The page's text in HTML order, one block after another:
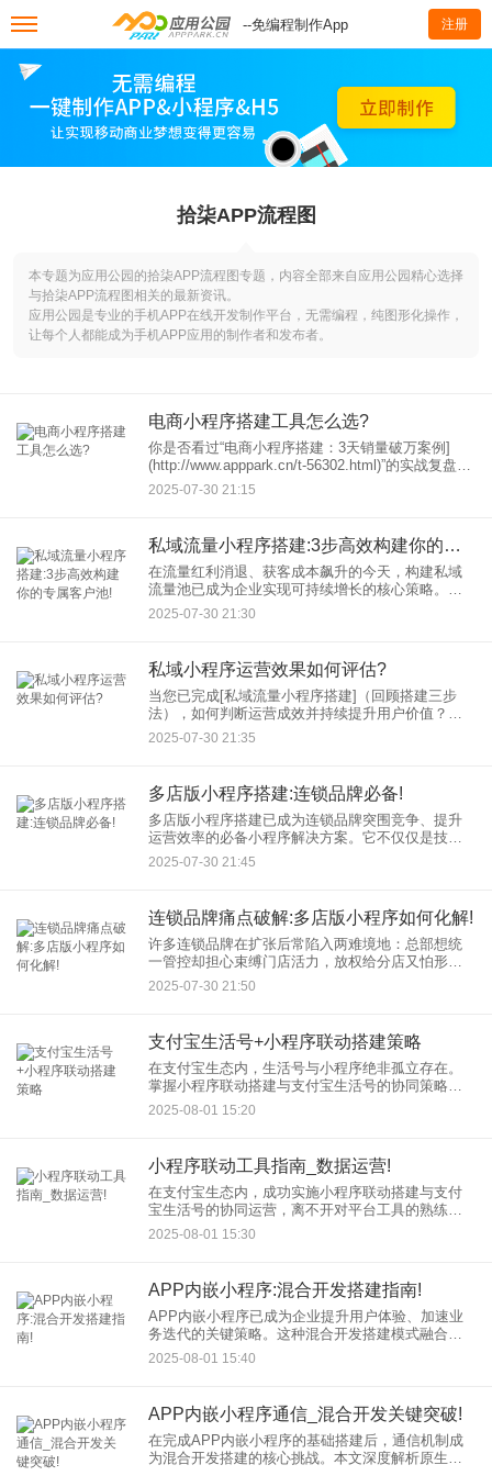
--免编程制作App 注册
拾柒APP流程图
本专题为应用公园的拾柒APP流程图专题，内容全部来自应用公园精心选择
与拾柒APP流程图相关的最新资讯。
应用公园是专业的手机APP在线开发制作平台，无需编程，纯图形化操作，
让每个人都能成为手机APP应用的制作者和发布者。
电商小程序搭建工具怎么选?
你是否看过“电商小程序搭建：3天销量破万案例]
(http://www.apppark.cn/t-56302.html)”的实战复盘？
案例中“轻悦生活”的成功，一半靠运营策略，另一半
靠选对了搭建工具。本
2025-07-30 21:15
私域流量小程序搭建:3步高效构建你的专属客户池!
在流量红利消退、获客成本飙升的今天，构建私域
流量池已成为企业实现可持续增长的核心策略。而
私域小程序作为连接用户、沉淀流量、促成转化的
关键载体，其重要性不言而喻。本文将清晰拆解私
2025-07-30 21:30
私域小程序运营效果如何评估?
当您已完成[私域流量小程序搭建]（回顾搭建三步
法），如何判断运营成效并持续提升用户价值？私
域小程序绝非“建完即结束”，科学评估+数据驱动优
化才是长效运营的关键。本文将聚焦三大核心评估
2025-07-30 21:35
多店版小程序搭建:连锁品牌必备!
多店版小程序搭建已成为连锁品牌突围竞争、提升
运营效率的必备小程序解决方案。它不仅仅是技术
的升级，更是品牌实现统一化管理、精细化运营、
2025-07-30 21:45
连锁品牌痛点破解:多店版小程序如何化解!
许多连锁品牌在扩张后常陷入两难境地：总部想统
一管控却担心束缚门店活力，放权给分店又怕形象
混乱、数据割裂。这正是多店版小程序搭建的价值
所在——它精准解决了连锁业态的核心痛点，成为
2025-07-30 21:50
支付宝生活号+小程序联动搭建策略
在支付宝生态内，生活号与小程序绝非孤立存在。
掌握小程序联动搭建与支付宝生活号的协同策略，
是商家实现用户深度运营与商业转化的关键路径。
2025-08-01 15:20
小程序联动工具指南_数据运营!
在支付宝生态内，成功实施小程序联动搭建与支付
宝生活号的协同运营，离不开对平台工具的熟练运
用与数据的精细洞察。本篇将手把手拆解关键操作
2025-08-01 15:30
APP内嵌小程序:混合开发搭建指南!
APP内嵌小程序已成为企业提升用户体验、加速业
务迭代的关键策略。这种混合开发搭建模式融合了
原生APP的稳定性和小程序的灵活性，为开发者打
开了高效开发的新路径。本文将深入解析其优势、
2025-08-01 15:40
APP内嵌小程序通信_混合开发关键突破!
在完成APP内嵌小程序的基础搭建后，通信机制成
为混合开发搭建的核心挑战。本文深度解析原生与